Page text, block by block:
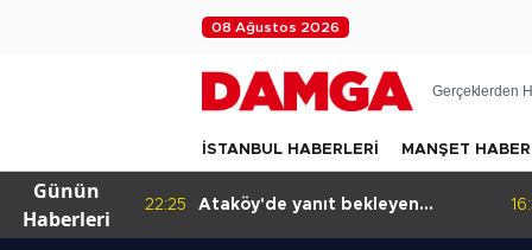
08 Ağustos 2026
Gerçeklerden
İSTANBUL HABERLERİ MANŞET HABER
Günün
Haberleri
22:25
Ataköy'de yanıt bekleyen